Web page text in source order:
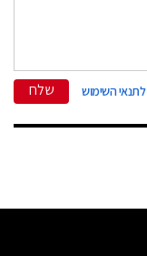
לתנאי השימוש שלח